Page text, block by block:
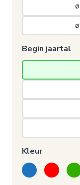
Begin jaartal
Kleur